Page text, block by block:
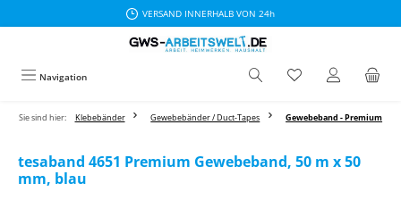
VERSAND INNERHALB VON 24h
Navigation
Sie sind hier: Klebebänder Gewebebänder / Duct-Tapes Gewebeband - Premium
tesaband 4651 Premium Gewebeband, 50 m x 50
mm, blau